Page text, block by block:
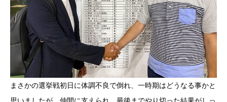
まさかの選挙戦初日に体調不良で倒れ、一時期はどうなる事かと